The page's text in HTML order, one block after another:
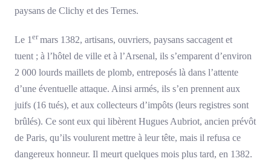
paysans de Clichy et des Ternes.
Le 1 ermars 1382, artisans, ouvriers, paysans saccagent et
tuent ; à l’hôtel de ville et à l’Arsenal, ils s’emparent d’environ
2 000 lourds maillets de plomb, entreposés là dans l’attente
d’une éventuelle attaque. Ainsi armés, ils s’en prennent aux
juifs (16 tués), et aux collecteurs d’impôts (leurs registres sont
brûlés). Ce sont eux qui libèrent Hugues Aubriot, ancien prévôt
de Paris, qu’ils voulurent mettre à leur tête, mais il refusa ce
dangereux honneur. Il meurt quelques mois plus tard, en 1382.